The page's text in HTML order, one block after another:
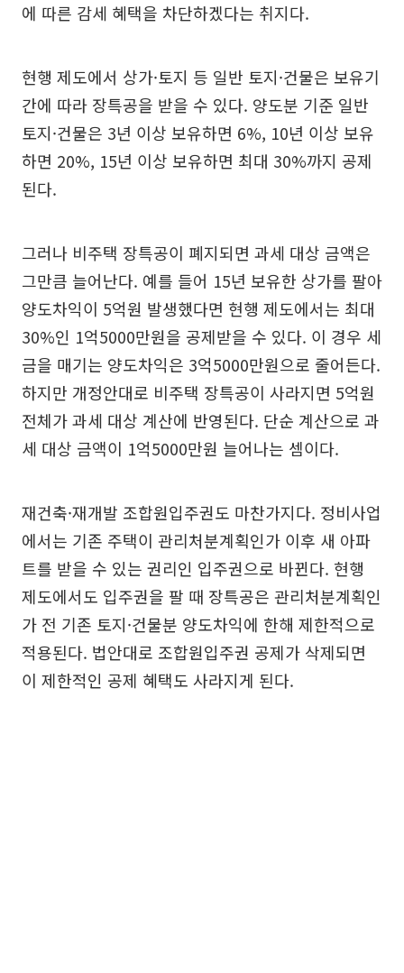
에 따른 감세 혜택을 차단하겠다는 취지다.
현행 제도에서 상가·토지 등 일반 토지·건물은 보유기
간에 따라 장특공을 받을 수 있다. 양도분 기준 일반
토지·건물은 3년 이상 보유하면 6%, 10년 이상 보유
하면 20%, 15년 이상 보유하면 최대 30%까지 공제
된다.
그러나 비주택 장특공이 폐지되면 과세 대상 금액은
그만큼 늘어난다. 예를 들어 15년 보유한 상가를 팔아
양도차익이 5억원 발생했다면 현행 제도에서는 최대
30%인 1억5000만원을 공제받을 수 있다. 이 경우 세
금을 매기는 양도차익은 3억5000만원으로 줄어든다.
하지만 개정안대로 비주택 장특공이 사라지면 5억원
전체가 과세 대상 계산에 반영된다. 단순 계산으로 과
세 대상 금액이 1억5000만원 늘어나는 셈이다.
재건축·재개발 조합원입주권도 마찬가지다. 정비사업
에서는 기존 주택이 관리처분계획인가 이후 새 아파
트를 받을 수 있는 권리인 입주권으로 바뀐다. 현행
제도에서도 입주권을 팔 때 장특공은 관리처분계획인
가 전 기존 토지·건물분 양도차익에 한해 제한적으로
적용된다. 법안대로 조합원입주권 공제가 삭제되면
이 제한적인 공제 혜택도 사라지게 된다.